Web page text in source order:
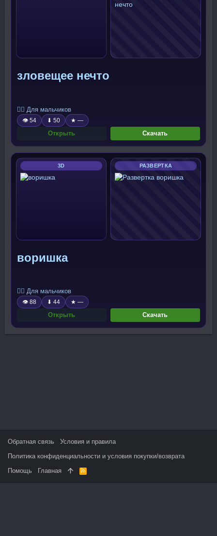
зловещее нечто
🧍‍♂️ Для мальчиков
👁 54 ⬇ 50 ★ —
Открыть Скачать
3D РАЗВЕРТКА
воришка
🧍‍♂️ Для мальчиков
👁 88 ⬇ 44 ★ —
Открыть Скачать
Обратная связь
Условия и правила
Политика конфиденциальности и условия покупки/возврата
Помощь
Главная
R